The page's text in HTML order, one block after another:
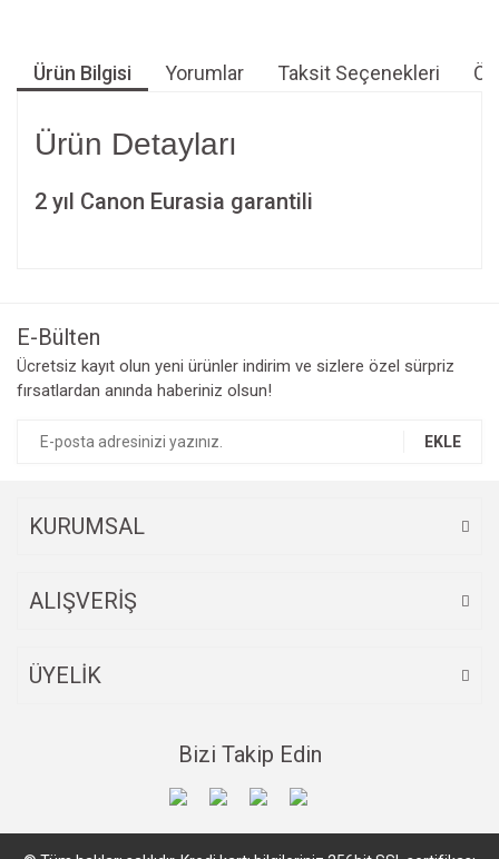
Ürün Bilgisi Yorumlar Taksit Seçenekleri
Ürün Detayları
2 yıl Canon Eurasia garantili
Ürün resmi kalitesiz, bozuk veya görüntülenemiyor.
Ürün açıklamasında eksik bilgiler bulunuyor.
E-Bülten
Ücretsiz kayıt olun yeni ürünler indirim ve sizlere özel sürpriz
fırsatlardan anında haberiniz olsun!
EKLE
KURUMSAL
ALIŞVERİŞ
ÜYELİK
Bizi Takip Edin